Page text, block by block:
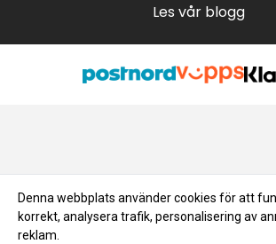
Les vår blogg
BYGGMERE.NO AS
Smalvollveien 63 C, 0667
Blogg
Salgsbetingelser
Denna webbplats använder cookies för att
korrekt, analysera trafik, personalisering av
reklam.